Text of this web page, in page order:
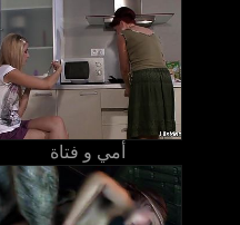
أمي و فتاة